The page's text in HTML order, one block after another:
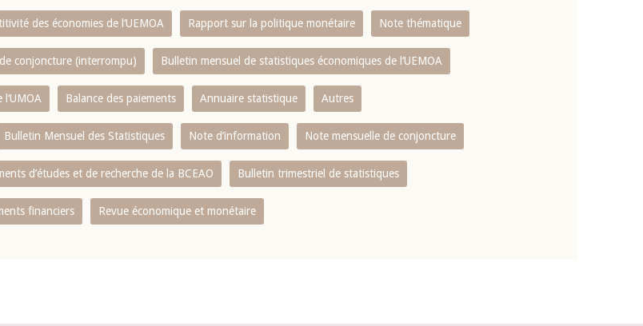
des économies de l‘UEMOA Rapport sur la politique monétaire Note thématique
conjoncture (interrompu) Bulletin mensuel de statistiques économiques de l‘UEMOA
Balance des paiements Annuaire statistique Autres
Bulletin Mensuel des Statistiques Note d’information Note mensuelle de conjoncture
d’études et de recherche de la BCEAO Bulletin trimestriel de statistiques
financiers Revue économique et monétaire